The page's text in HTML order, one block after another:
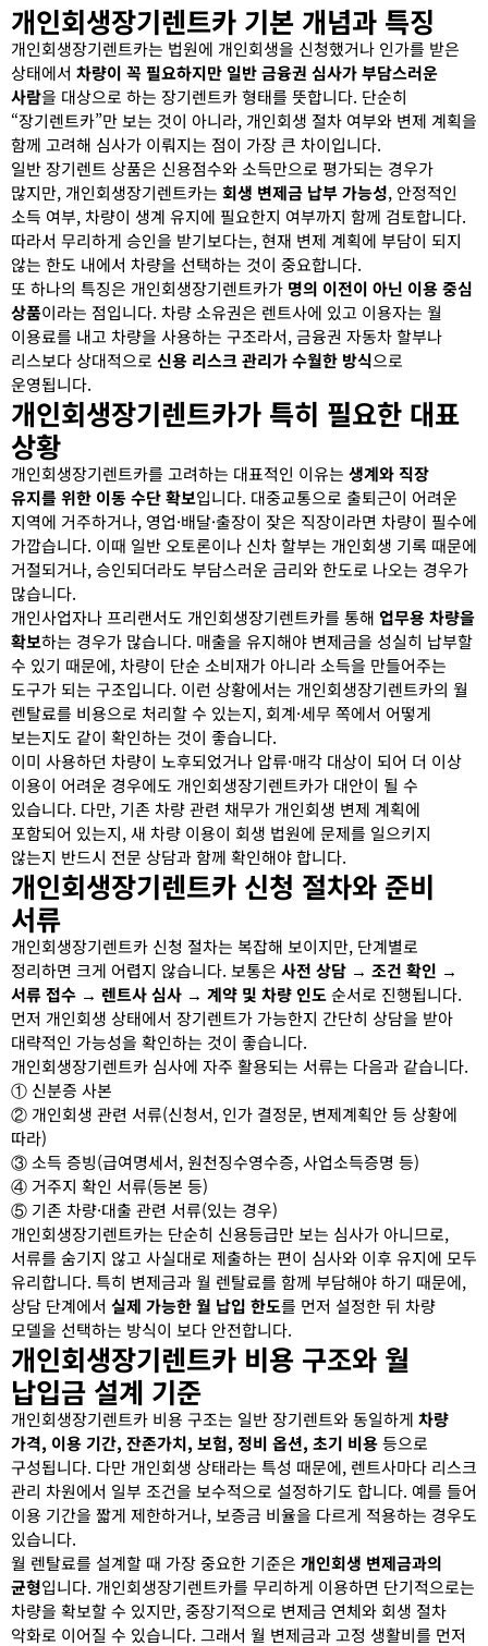
개인회생장기렌트카 기본 개념과 특징
개인회생장기렌트카는 법원에 개인회생을 신청했거나 인가를 받은
상태에서 차량이 꼭 필요하지만 일반 금융권 심사가 부담스러운
사람을 대상으로 하는 장기렌트카 형태를 뜻합니다. 단순히
“장기렌트카”만 보는 것이 아니라, 개인회생 절차 여부와 변제 계획을
함께 고려해 심사가 이뤄지는 점이 가장 큰 차이입니다.
일반 장기렌트 상품은 신용점수와 소득만으로 평가되는 경우가
많지만, 개인회생장기렌트카는 회생 변제금 납부 가능성, 안정적인
소득 여부, 차량이 생계 유지에 필요한지 여부까지 함께 검토합니다.
따라서 무리하게 승인을 받기보다는, 현재 변제 계획에 부담이 되지
않는 한도 내에서 차량을 선택하는 것이 중요합니다.
또 하나의 특징은 개인회생장기렌트카가 명의 이전이 아닌 이용 중심
상품이라는 점입니다. 차량 소유권은 렌트사에 있고 이용자는 월
이용료를 내고 차량을 사용하는 구조라서, 금융권 자동차 할부나
리스보다 상대적으로 신용 리스크 관리가 수월한 방식으로
운영됩니다.
개인회생장기렌트카가 특히 필요한 대표
상황
개인회생장기렌트카를 고려하는 대표적인 이유는 생계와 직장
유지를 위한 이동 수단 확보입니다. 대중교통으로 출퇴근이 어려운
지역에 거주하거나, 영업·배달·출장이 잦은 직장이라면 차량이 필수에
가깝습니다. 이때 일반 오토론이나 신차 할부는 개인회생 기록 때문에
거절되거나, 승인되더라도 부담스러운 금리와 한도로 나오는 경우가
많습니다.
개인사업자나 프리랜서도 개인회생장기렌트카를 통해 업무용 차량을
확보하는 경우가 많습니다. 매출을 유지해야 변제금을 성실히 납부할
수 있기 때문에, 차량이 단순 소비재가 아니라 소득을 만들어주는
도구가 되는 구조입니다. 이런 상황에서는 개인회생장기렌트카의 월
렌탈료를 비용으로 처리할 수 있는지, 회계·세무 쪽에서 어떻게
보는지도 같이 확인하는 것이 좋습니다.
이미 사용하던 차량이 노후되었거나 압류·매각 대상이 되어 더 이상
이용이 어려운 경우에도 개인회생장기렌트카가 대안이 될 수
있습니다. 다만, 기존 차량 관련 채무가 개인회생 변제 계획에
포함되어 있는지, 새 차량 이용이 회생 법원에 문제를 일으키지
않는지 반드시 전문 상담과 함께 확인해야 합니다.
개인회생장기렌트카 신청 절차와 준비
서류
개인회생장기렌트카 신청 절차는 복잡해 보이지만, 단계별로
정리하면 크게 어렵지 않습니다. 보통은 사전 상담 → 조건 확인 →
서류 접수 → 렌트사 심사 → 계약 및 차량 인도순서로 진행됩니다.
먼저 개인회생 상태에서 장기렌트가 가능한지 간단히 상담을 받아
대략적인 가능성을 확인하는 것이 좋습니다.
개인회생장기렌트카 심사에 자주 활용되는 서류는 다음과 같습니다.
① 신분증 사본
② 개인회생 관련 서류(신청서, 인가 결정문, 변제계획안 등 상황에
따라)
③ 소득 증빙(급여명세서, 원천징수영수증, 사업소득증명 등)
④ 거주지 확인 서류(등본 등)
⑤ 기존 차량·대출 관련 서류(있는 경우)
개인회생장기렌트카는 단순히 신용등급만 보는 심사가 아니므로,
서류를 숨기지 않고 사실대로 제출하는 편이 심사와 이후 유지에 모두
유리합니다. 특히 변제금과 월 렌탈료를 함께 부담해야 하기 때문에,
상담 단계에서 실제 가능한 월 납입 한도를 먼저 설정한 뒤 차량
모델을 선택하는 방식이 보다 안전합니다.
개인회생장기렌트카 비용 구조와 월
납입금 설계 기준
개인회생장기렌트카 비용 구조는 일반 장기렌트와 동일하게 차량
가격, 이용 기간, 잔존가치, 보험, 정비 옵션, 초기 비용등으로
구성됩니다. 다만 개인회생 상태라는 특성 때문에, 렌트사마다 리스크
관리 차원에서 일부 조건을 보수적으로 설정하기도 합니다. 예를 들어
이용 기간을 짧게 제한하거나, 보증금 비율을 다르게 적용하는 경우도
있습니다.
월 렌탈료를 설계할 때 가장 중요한 기준은 개인회생 변제금과의
균형입니다. 개인회생장기렌트카를 무리하게 이용하면 단기적으로는
차량을 확보할 수 있지만, 중장기적으로 변제금 연체와 회생 절차
악화로 이어질 수 있습니다. 그래서 월 변제금과 고정 생활비를 먼저